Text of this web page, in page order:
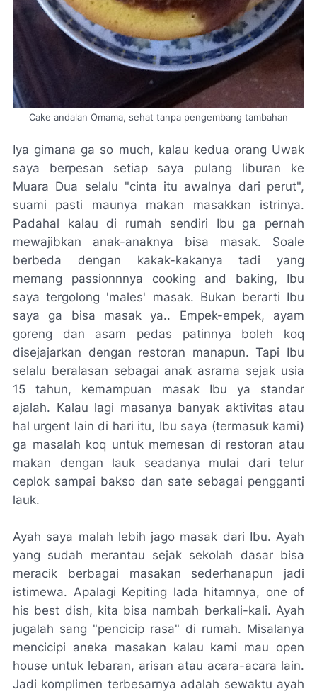
Cake andalan Omama, sehat tanpa pengembang tambahan
Iya gimana ga so much, kalau kedua orang Uwak
saya berpesan setiap saya pulang liburan ke
Muara Dua selalu "cinta itu awalnya dari perut",
suami pasti maunya makan masakkan istrinya.
Padahal kalau di rumah sendiri Ibu ga pernah
mewajibkan anak-anaknya bisa masak. Soale
berbeda dengan kakak-kakanya tadi yang
memang passionnnya cooking and baking, Ibu
saya tergolong 'males' masak. Bukan berarti Ibu
saya ga bisa masak ya.. Empek-empek, ayam
goreng dan asam pedas patinnya boleh koq
disejajarkan dengan restoran manapun. Tapi Ibu
selalu beralasan sebagai anak asrama sejak usia
15 tahun, kemampuan masak Ibu ya standar
ajalah. Kalau lagi masanya banyak aktivitas atau
hal urgent lain di hari itu, Ibu saya (termasuk kami)
ga masalah koq untuk memesan di restoran atau
makan dengan lauk seadanya mulai dari telur
ceplok sampai bakso dan sate sebagai pengganti
lauk.
Ayah saya malah lebih jago masak dari Ibu. Ayah
yang sudah merantau sejak sekolah dasar bisa
meracik berbagai masakan sederhanapun jadi
istimewa. Apalagi Kepiting lada hitamnya, one of
his best dish, kita bisa nambah berkali-kali. Ayah
jugalah sang "pencicip rasa" di rumah. Misalanya
mencicipi aneka masakan kalau kami mau open
house untuk lebaran, arisan atau acara-acara lain.
Jadi komplimen terbesarnya adalah sewaktu ayah